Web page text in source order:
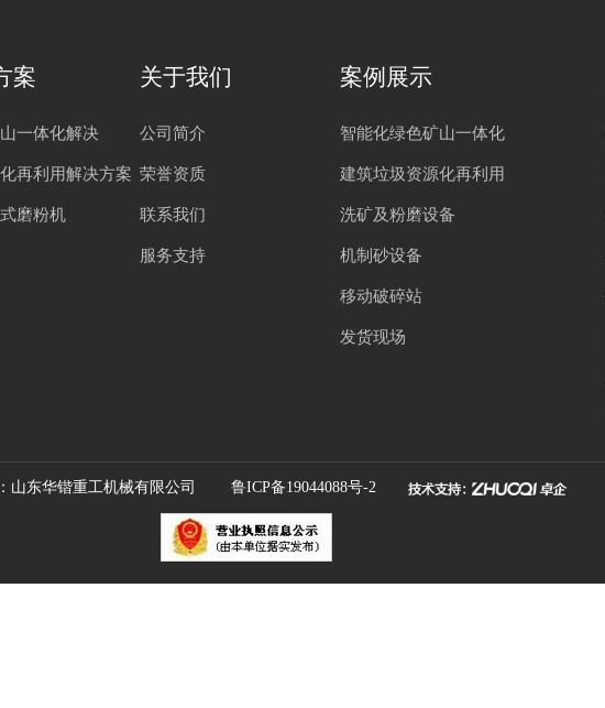
案
一体化解决
再利用解决方案
磨粉机
关于我们
公司简介
荣誉资质
联系我们
服务支持
案例展示
智能化绿色矿山一体化
建筑垃圾资源化再利用
洗矿及粉磨设备
机制砂设备
移动破碎站
发货现场
山东华锴重工机械有限公司 鲁ICP备19044088号-2